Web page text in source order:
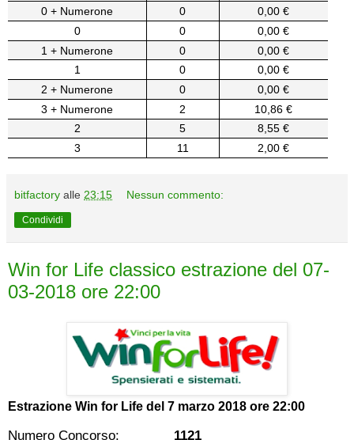
0 + Numerone
0
0,00 €
0
0
0,00 €
1 + Numerone
0
0,00 €
1
0
0,00 €
2 + Numerone
0
0,00 €
3 + Numerone
2
10,86 €
2
5
8,55 €
3
11 2,00 €
bitfactory alle 23:15 Nessun commento:
Condividi
Win for Life classico estrazione del 07-
03-2018 ore 22:00
Estrazione Win for Life del 7 marzo 2018 ore 22:00
Numero Concorso: 1121